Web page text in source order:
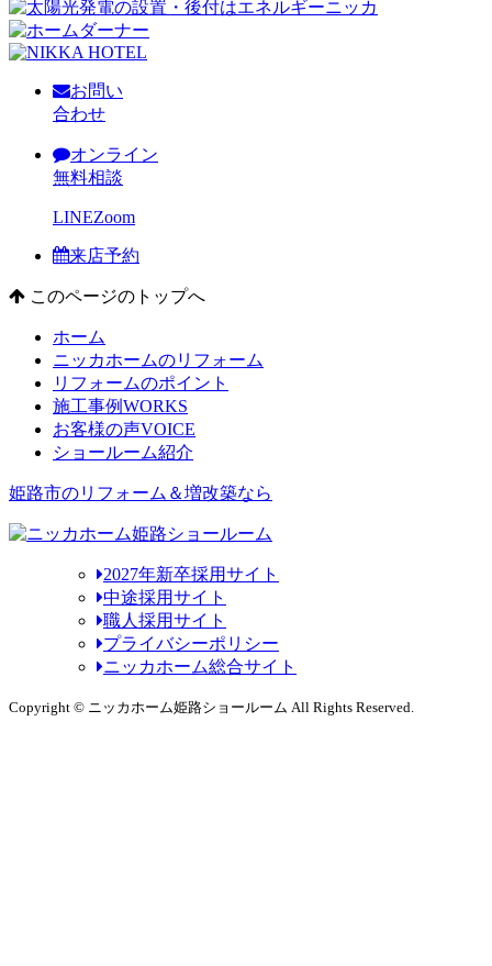
お問い
合わせ
オンライン
無料相談
LINEZoom
来店予約
このページのトップへ
ホーム
ニッカホームのリフォーム
リフォームのポイント
施工事例WORKS
お客様の声VOICE
ショールーム紹介
姫路市のリフォーム＆増改築なら
2027年新卒採用サイト
中途採用サイト
職人採用サイト
プライバシーポリシー
ニッカホーム総合サイト
Copyright © ニッカホーム姫路ショールーム All Rights Reserved.